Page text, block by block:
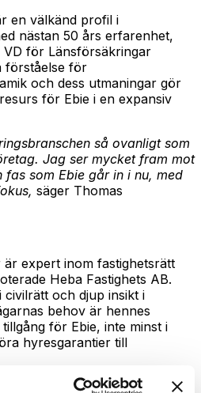
en välkänd profil i
nästan 50 års erfarenhet,
VD för Länsförsäkringar
förståelse för
och dess utmaningar gör
för Ebie i en expansiv
så ovanligt som
Jag ser mycket fram mot
som Ebie går in i nu, med
säger Thomas
är expert inom fastighetsrätt
Heba Fastighets AB.
civilrätt och djup insikt i
behov är hennes
för Ebie, inte minst i
hyresgarantier till